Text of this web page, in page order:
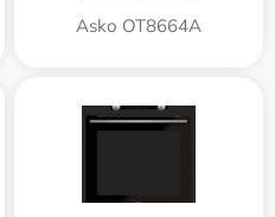
Asko OT8664A